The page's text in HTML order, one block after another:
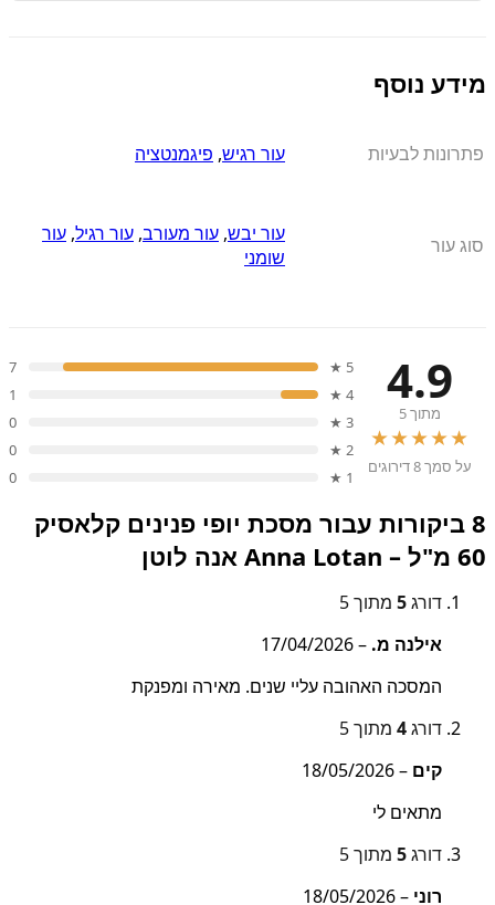
מידע נוסף
פתרונות לבעיות עור רגיש, פיגמנטציה
סוג עור עור יבש, עור מעורב, עור רגיל, עור
שומני
4.9
מתוך 5
★★★★★
על סמך 8 דירוגים
5 ★
7
4 ★
1
3 ★
0
2 ★
0
1 ★
0
8 ביקורות עבור
מסכת יופי פנינים קלאסיק
60 מ"ל – Anna Lotan אנה לוטן
דורג5 מתוך 5
אילנה מ. –
17/04/2026
המסכה האהובה עליי שנים. מאירה ומפנקת
דורג4 מתוך 5
קים –
18/05/2026
מתאים לי
דורג5 מתוך 5
רוני –
18/05/2026